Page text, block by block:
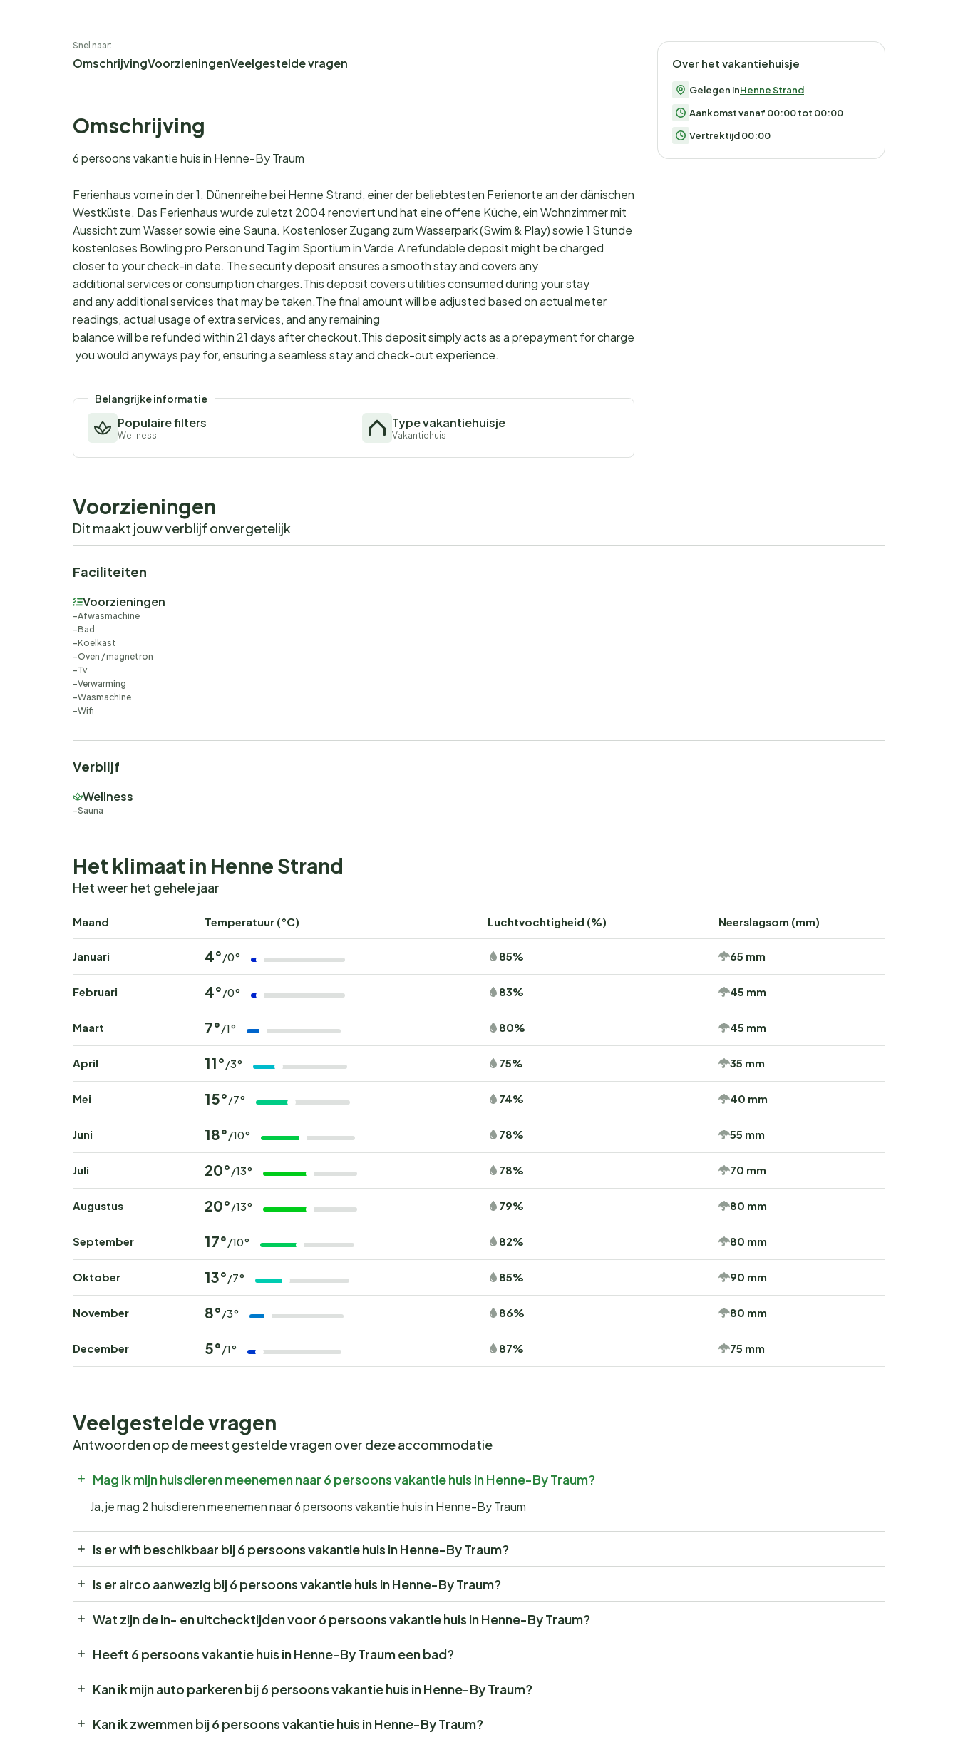
Snel naar:
OmschrijvingVoorzieningenVeelgestelde vragen
Omschrijving
6 persoons vakantie huis in Henne-By Traum
Ferienhaus vorne in der 1. Dünenreihe bei Henne Strand, einer der beliebtesten Ferienorte an der dänischen
Westküste. Das Ferienhaus wurde zuletzt 2004 renoviert und hat eine offene Küche, ein Wohnzimmer mit
Aussicht zum Wasser sowie eine Sauna. Kostenloser Zugang zum Wasserpark (Swim & Play) sowie 1 Stunde
kostenloses Bowling pro Person und Tag im Sportium in Varde.A refundable deposit might be charged
closer to your check-in date. The security deposit ensures a smooth stay and covers any
additional services or consumption charges.This deposit covers utilities consumed during your stay
and any additional services that may be taken.The final amount will be adjusted based on actual meter
readings, actual usage of extra services, and any remaining
balance will be refunded within 21 days after checkout.This deposit simply acts as a prepayment for charges that
you would anyways pay for, ensuring a seamless stay and check-out experience.
Belangrijke informatie
Populaire filters
Wellness
Type vakantiehuisje
Vakantiehuis
Over het vakantiehuisje
Gelegen inHenne Strand
Aankomst vanaf 00:00 tot 00:00
Vertrektijd 00:00
Voorzieningen
Dit maakt jouw verblijf onvergetelijk
Faciliteiten
Voorzieningen
Afwasmachine
Bad
Koelkast
Oven / magnetron
Tv
Verwarming
Wasmachine
Wifi
Verblijf
Wellness
Sauna
Het klimaat in Henne Strand
Het weer het gehele jaar
Maand Temperatuur (°C) Luchtvochtigheid (%) Neerslagsom (mm)
Januari 4° /0° 85% 65 mm
Februari 4° /0° 83% 45 mm
Maart 7° /1° 80% 45 mm
April 11° /3° 75% 35 mm
Mei 15° /7° 74% 40 mm
Juni 18° /10° 78% 55 mm
Juli 20° /13° 78% 70 mm
Augustus 20° /13° 79% 80 mm
September 17° /10° 82% 80 mm
Oktober 13° /7° 85% 90 mm
November 8° /3° 86% 80 mm
December 5° /1° 87% 75 mm
Veelgestelde vragen
Antwoorden op de meest gestelde vragen over deze accommodatie
Mag ik mijn huisdieren meenemen naar 6 persoons vakantie huis in Henne-By Traum?
Ja, je mag 2 huisdieren meenemen naar 6 persoons vakantie huis in Henne-By Traum
Is er wifi beschikbaar bij 6 persoons vakantie huis in Henne-By Traum?
Is er airco aanwezig bij 6 persoons vakantie huis in Henne-By Traum?
Wat zijn de in- en uitchecktijden voor 6 persoons vakantie huis in Henne-By Traum?
Heeft 6 persoons vakantie huis in Henne-By Traum een bad?
Kan ik mijn auto parkeren bij 6 persoons vakantie huis in Henne-By Traum?
Kan ik zwemmen bij 6 persoons vakantie huis in Henne-By Traum?